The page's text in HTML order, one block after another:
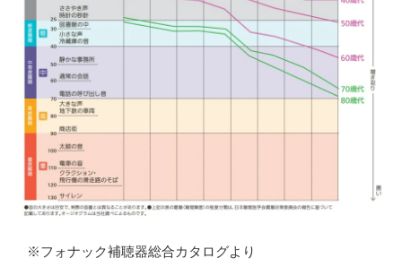
※フォナック補聴器総合カタログより